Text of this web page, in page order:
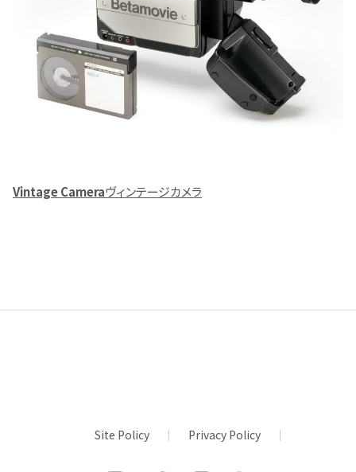
Vintage Cameraヴィンテージカメラ
Site Policy Privacy Policy